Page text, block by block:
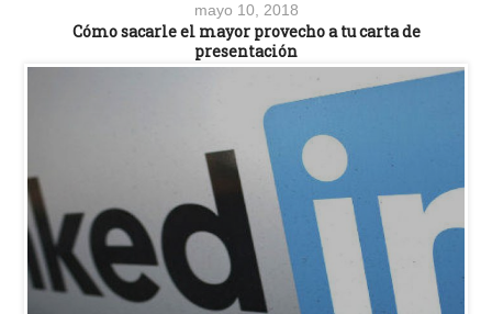
mayo 10, 2018
Cómo sacarle el mayor provecho a tu carta de
presentación